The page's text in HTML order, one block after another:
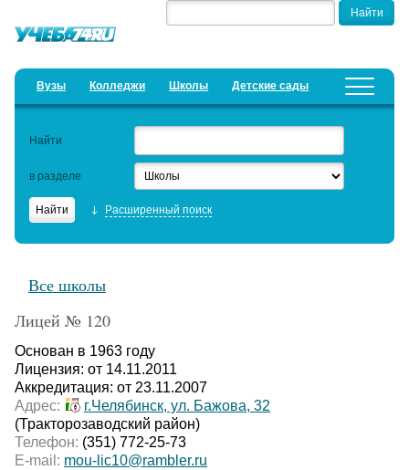
Вузы Колледжи Школы Детские сады
Добавить уч. заведение Предложить новость
Найти
в разделе
Расширенный поиск
Все школы
Лицей № 120
Основан в 1963 году
Лицензия: от 14.11.2011
Аккредитация: от 23.11.2007
Адрес:
г.Челябинск, ул. Бажова, 32
(Тракторозаводский район)
Телефон: (351) 772-25-73
E-mail: mou-lic10@rambler.ru